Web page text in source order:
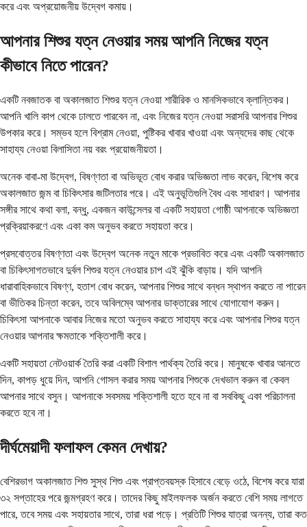
করে এবং অপ্রয়োজনীয় উদ্বেগ কমায়।
আপনার শিশুর যত্ন নেওয়ার সময় আপনি নিজের যত্ন
কীভাবে নিতে পারেন?
একটি নবজাতক বা অকালজাত শিশুর যত্ন নেওয়া শারীরিক ও মানসিকভাবে ক্লান্তিকর।
আপনি খালি কাপ থেকে ঢালতে পারবেন না, এবং নিজের যত্ন নেওয়া সরাসরি আপনার শিশুর
উপকার করে। সম্ভব হলে বিশ্রাম নেওয়া, পুষ্টিকর খাবার খাওয়া এবং অন্যদের কাছ থেকে
সাহায্য নেওয়া বিলাসিতা নয় বরং প্রয়োজনীয়তা।
অনেক বাবা-মা উদ্বেগ, বিষণ্ণতা বা অভিভূত বোধ করার অভিজ্ঞতা লাভ করেন, বিশেষ করে
অকালজাত জন্ম বা চিকিৎসার জটিলতার পরে। এই অনুভূতিগুলি বৈধ এবং সাধারণ। আপনার
সঙ্গীর সাথে কথা বলা, বন্ধু, একজন কাউন্সেলর বা একটি সহায়তা গোষ্ঠী আপনাকে অভিজ্ঞতা
প্রক্রিয়াকরণে এবং একা কম অনুভব করতে সহায়তা করে।
প্রসবোত্তর বিষণ্ণতা এবং উদ্বেগ অনেক নতুন মাকে প্রভাবিত করে এবং একটি অকালজাত
বা চিকিৎসাগতভাবে দুর্বল শিশুর যত্ন নেওয়ার চাপ এই ঝুঁকি বাড়ায়। যদি আপনি
ধারাবাহিকভাবে বিষণ্ণ, হতাশ বোধ করেন, আপনার শিশুর সাথে বন্ধন স্থাপন করতে না পারেন
বা ভীতিকর চিন্তা করেন, তবে অবিলম্বে আপনার ডাক্তারের সাথে যোগাযোগ করুন।
চিকিৎসা আপনাকে আবার নিজের মতো অনুভব করতে সাহায্য করে এবং আপনার শিশুর যত্ন
নেওয়ার আপনার ক্ষমতাকে শক্তিশালী করে।
একটি সহায়তা নেটওয়ার্ক তৈরি করা একটি বিশাল পার্থক্য তৈরি করে। মানুষকে খাবার আনতে
দিন, কাপড় ধুয়ে দিন, আপনি গোসল করার সময় আপনার শিশুকে দেখভাল করুন বা কেবল
আপনার সাথে বসুন। আপনাকে সবসময় শক্তিশালী হতে হবে না বা সবকিছু একা পরিচালনা
করতে হবে না।
দীর্ঘমেয়াদী ফলাফল কেমন দেখায়?
বেশিরভাগ অকালজাত শিশু সুস্থ শিশু এবং প্রাপ্তবয়স্ক হিসাবে বেড়ে ওঠে, বিশেষ করে যারা
৩২ সপ্তাহের পরে জন্মগ্রহণ করে। তাদের কিছু মাইলফলক অর্জন করতে বেশি সময় লাগতে
পারে, তবে সময় এবং সহায়তার সাথে, তারা ধরা পড়ে। প্রতিটি শিশুর যাত্রা অনন্য, তারা কত